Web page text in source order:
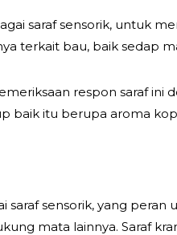
saraf sensorik, untuk
terkait bau, baik sedap
respon saraf
baik itu berupa aroma
saraf sensorik, yang
mata lainnya. Saraf